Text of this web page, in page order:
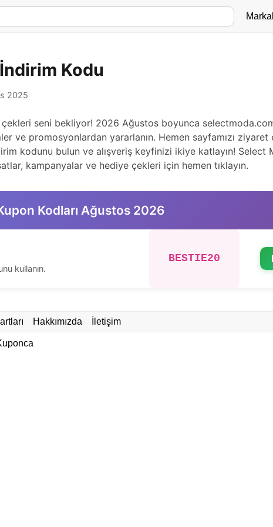
Kodu
2025
seni bekliyor! 2026 Ağustos boyunca
ve promosyonlardan yararlanın. Hemen sayfamızı
kodunu bulun ve alışveriş keyfinizi ikiye katlayın! Select
kampanyalar ve hediye çekleri için hemen tıklayın.
Kodları Ağustos 2026
kullanın.
BESTIE20
Hakkımızda İletişim